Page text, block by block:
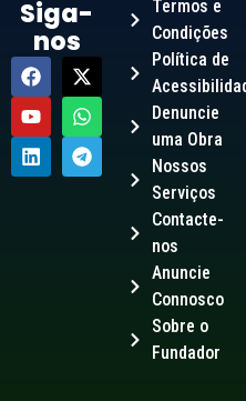
Siga-
nos
Termos e
Condições
Política de
Denuncie
uma Obra
Nossos
Serviços
Contacte-
nos
Anuncie
Connosco
Sobre o
Fundador